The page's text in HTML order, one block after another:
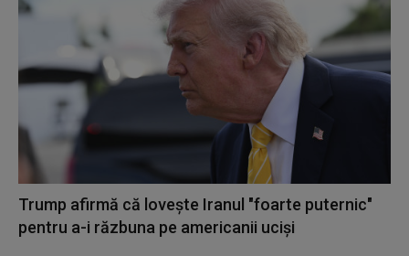
Trump afirmă că loveşte Iranul "foarte puternic"
pentru a-i răzbuna pe americanii ucişi